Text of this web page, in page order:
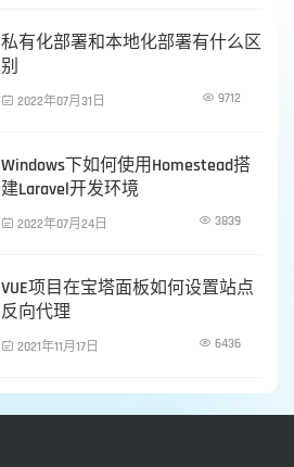
私有化部署和本地化部署有什么区
别
 2022年07月31日  9712
Windows下如何使用Homestead搭
建Laravel开发环境
 2022年07月24日  3839
VUE项目在宝塔面板如何设置站点
反向代理
 2021年11月17日  6436